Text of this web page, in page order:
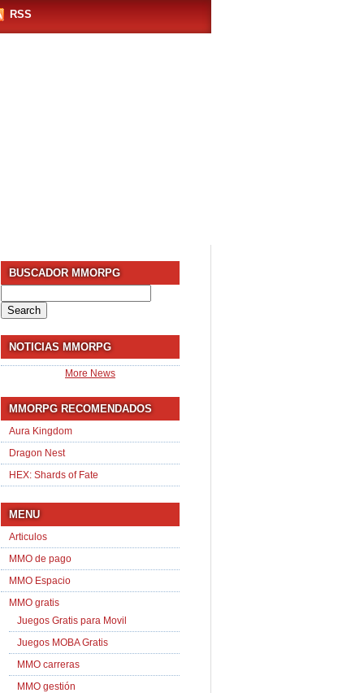
RSS
BUSCADOR MMORPG
for:
NOTICIAS MMORPG
More News
MMORPG RECOMENDADOS
Aura Kingdom
Dragon Nest
HEX: Shards of Fate
MENU
Articulos
MMO de pago
MMO Espacio
MMO gratis
Juegos Gratis para Movil
Juegos MOBA Gratis
MMO carreras
MMO gestión